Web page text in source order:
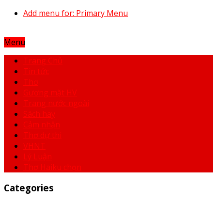
Add menu for: Primary Menu
Menu
Trang Chủ
Tin tức
Thơ
Gương mặt HV
Trang nước ngoài
Sách hay
Cảm nhận
Thơ dự thi
VHNT
Lý Luận
Thơ Haiku chọn
Categories